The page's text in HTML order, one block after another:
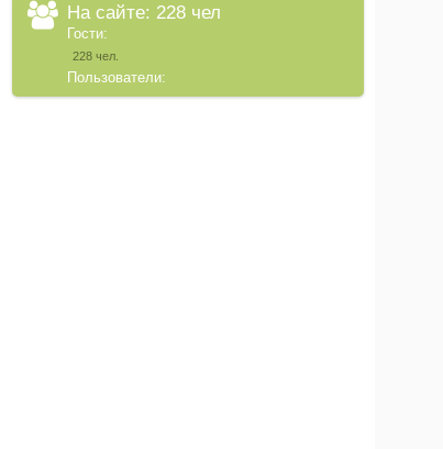
На сайте: 228 чел
Гости:
228 чел.
Пользователи: